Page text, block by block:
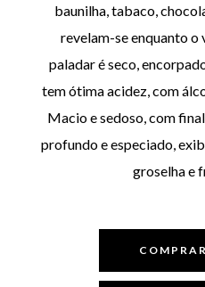
baunilha, tabaco,
revelam-se enquanto o
paladar é seco,
tem ótima acidez, com
Macio e sedoso, com
profundo e especiado,
groselha e